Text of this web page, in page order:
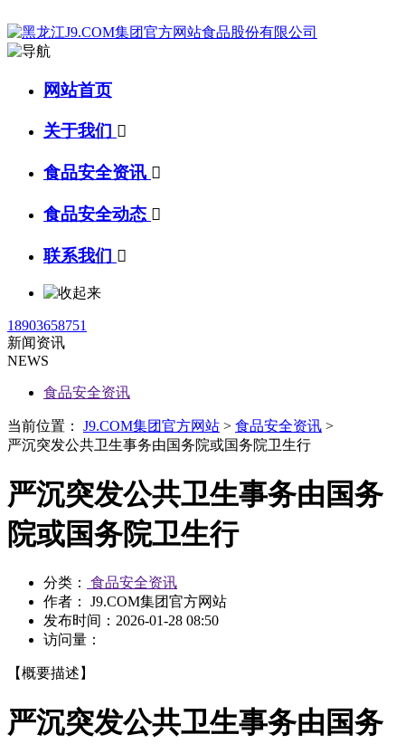
网站首页
关于我们 
食品安全资讯 
食品安全动态 
联系我们 
18903658751
新闻资讯
NEWS
食品安全资讯
当前位置： J9.COM集团官方网站 > 食品安全资讯 >
严沉突发公共卫生事务由国务院或国务院卫生行
严沉突发公共卫生事务由国务
院或国务院卫生行
分类：
食品安全资讯
作者： J9.COM集团官方网站
发布时间： 2026-01-28 08:50
访问量：
【概要描述】
严沉突发公共卫生事务由国务